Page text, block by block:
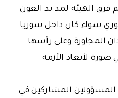
الهيئة لمد يد العون
سواء كان داخل سوريا
المجاورة وعلى رأسها
صورة لأبعاد الأزمة
المسؤولين المشاركين في